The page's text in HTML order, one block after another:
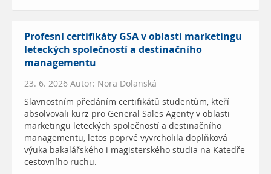
Profesní certifikáty GSA v oblasti marketingu
leteckých společností a destinačního
managementu
23. 6. 2026 Autor: Nora Dolanská
Slavnostním předáním certifikátů studentům, kteří
absolvovali kurz pro General Sales Agenty v oblasti
marketingu leteckých společností a destinačního
managementu, letos poprvé vyvrcholila doplňková
výuka bakalářského i magisterského studia na Katedře
cestovního ruchu.